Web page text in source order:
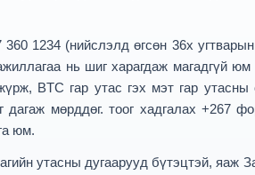
360 1234 (нийслэлд өгсөн 36x
нь шиг харагдаж магадгүй юм
BTC гар утас гэх мэт гар утасны
дагаж мөрддөг. тоог хадгалах+267
юм.
утасны дугаарууд бүтэцтэй, яаж